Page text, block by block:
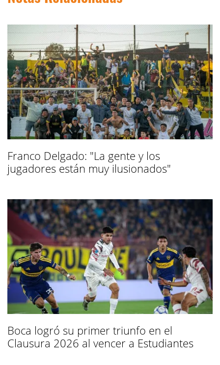
Franco Delgado: "La gente y los
jugadores están muy ilusionados"
Boca logró su primer triunfo en el
Clausura 2026 al vencer a Estudiantes